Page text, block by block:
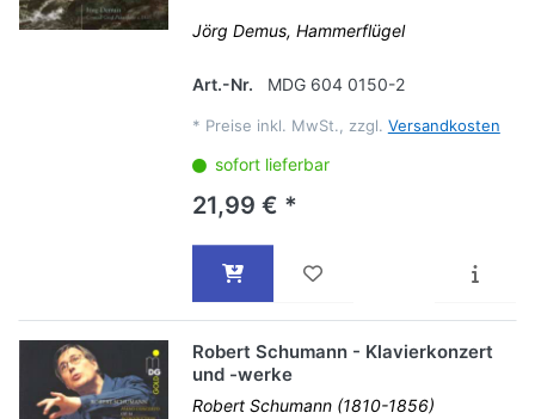
Jörg Demus, Hammerflügel
Art.-Nr. MDG 604 0150-2
* Preise inkl. MwSt., zzgl. Versandkosten
sofort lieferbar
21,99 € *
Robert Schumann - Klavierkonzert
und -werke
Robert Schumann (1810-1856)